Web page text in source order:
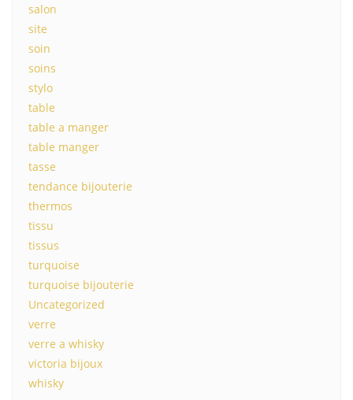
salon
site
soin
soins
stylo
table
table a manger
table manger
tasse
tendance bijouterie
thermos
tissu
tissus
turquoise
turquoise bijouterie
Uncategorized
verre
verre a whisky
victoria bijoux
whisky